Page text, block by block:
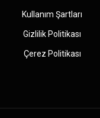
Kullanım Şartları
Gizlilik Politikası
Çerez Politikası